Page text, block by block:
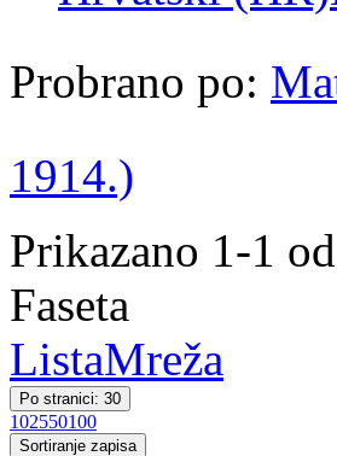
Probrano po:
1914.)
Prikazano 1-1
Faseta
ListaMreža
Po stranici: 30
102550100
Sortiranje zapisa